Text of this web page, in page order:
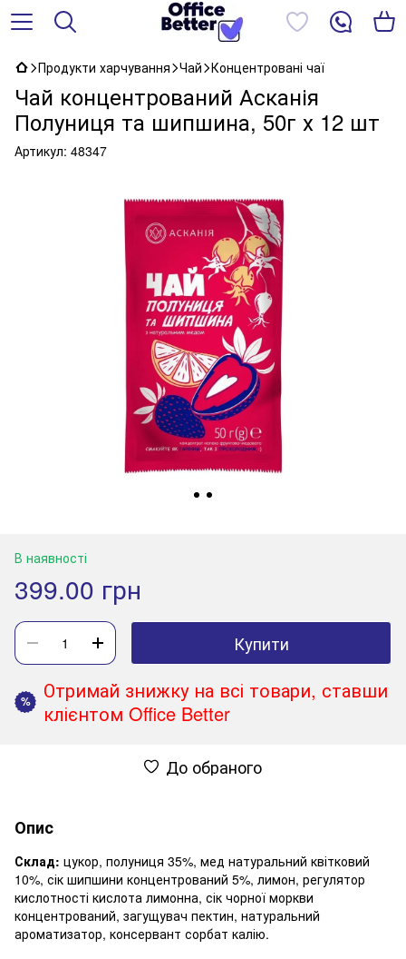
Продукти харчування Чай Концентровані чаї
Чай концентрований Асканія
Полуниця та шипшина, 50г х 12 шт
Артикул: 48347
В наявності
399.00 грн
Купити
%
Отримай знижку на всі товари, ставши
клієнтом Office Better
До обраного
Опис
Склад: цукор, полуниця 35%, мед натуральний квітковий
10%, сік шипшини концентрований 5%, лимон, регулятор
кислотності кислота лимонна, сік чорної моркви
концентрований, загущувач пектин, натуральний
ароматизатор, консервант сорбат калію.